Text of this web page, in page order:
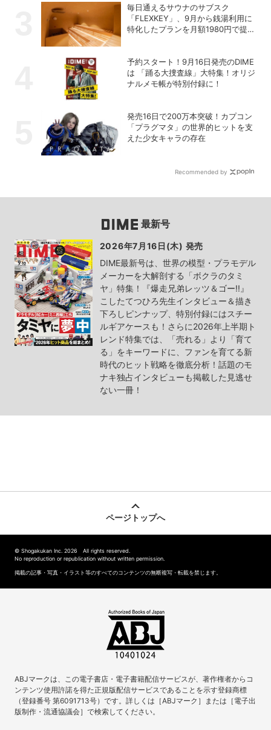
毎日通えるサウナのサブスク
「FLEXKEY」、9月から銭湯利用に
特化したプランを月額1980円で提供
予約スタート！9月16日発売のDIME
は 「踊る大捜査線」大特集！オリジ
ナルメモ帳が特別付録に！
発売16日で200万本突破！カプコン
「プラグマタ」の世界的ヒットを支
えた少女キャラの存在
Recommended by
最新号
2026年7月16日(木) 発売
DIME最新号は、世界の模型・プラモデル
メーカーを大解剖する「ボクラのタミ
ヤ」特集！『爆走兄弟レッツ＆ゴー!!』
こしたてつひろ先生インタビュー＆描き
下ろしピンナップ、特別付録にはスチー
ルギアケースも！さらに2026年上半期ト
レンド特集では、「売れる」より「育て
る」をキーワードに、ファンを育てる新
時代のヒット戦略を徹底分析！話題のモ
ナキ独占インタビューも掲載した見逃せ
ない一冊！
ページトップへ
© Shogakukan Inc. 2026 All rights reserved.
No reproduction or republication without written permission.
掲載の記事・写真・イラスト等のすべてのコンテンツの無断複写・転載を禁じます。
ABJマークは、この電子書店・電子書籍配信サービスが、著作権者からコ
ンテンツ使用許諾を得た正規版配信サービスであることを示す登録商標
（登録番号 第6091713号）です。詳しくは［ABJマーク］または［電子出
版制作・流通協議会］で検索してください。